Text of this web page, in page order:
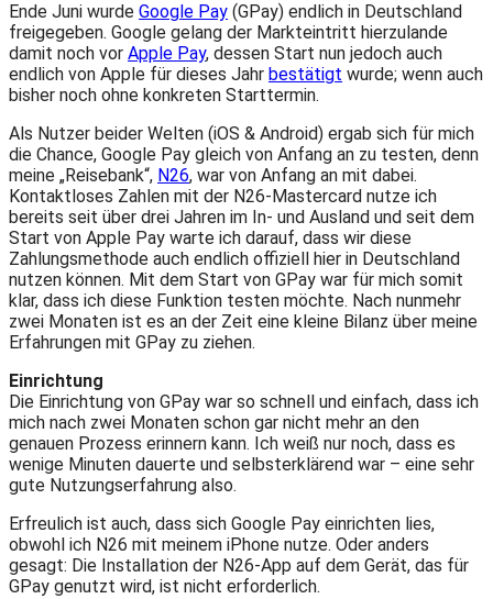
Ende Juni wurde Google Pay (GPay) endlich in Deutschland
freigegeben. Google gelang der Markteintritt hierzulande
damit noch vor Apple Pay, dessen Start nun jedoch auch
endlich von Apple für dieses Jahr bestätigt wurde; wenn auch
bisher noch ohne konkreten Starttermin.
Als Nutzer beider Welten (iOS & Android) ergab sich für mich
die Chance, Google Pay gleich von Anfang an zu testen, denn
meine „Reisebank“, N26, war von Anfang an mit dabei.
Kontaktloses Zahlen mit der N26-Mastercard nutze ich
bereits seit über drei Jahren im In- und Ausland und seit dem
Start von Apple Pay warte ich darauf, dass wir diese
Zahlungsmethode auch endlich offiziell hier in Deutschland
nutzen können. Mit dem Start von GPay war für mich somit
klar, dass ich diese Funktion testen möchte. Nach nunmehr
zwei Monaten ist es an der Zeit eine kleine Bilanz über meine
Erfahrungen mit GPay zu ziehen.
Einrichtung
Die Einrichtung von GPay war so schnell und einfach, dass ich
mich nach zwei Monaten schon gar nicht mehr an den
genauen Prozess erinnern kann. Ich weiß nur noch, dass es
wenige Minuten dauerte und selbsterklärend war – eine sehr
gute Nutzungserfahrung also.
Erfreulich ist auch, dass sich Google Pay einrichten lies,
obwohl ich N26 mit meinem iPhone nutze. Oder anders
gesagt: Die Installation der N26-App auf dem Gerät, das für
GPay genutzt wird, ist nicht erforderlich.